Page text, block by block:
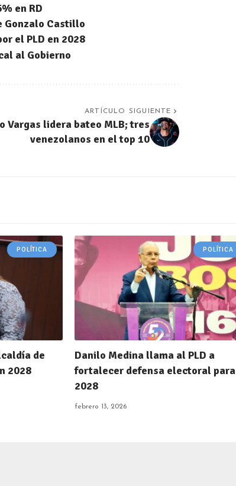
en RD
Gonzalo Castillo
el PLD en 2028
al Gobierno
ARTÍCULO SIGUIENTE
Vargas lidera bateo MLB; tres
venezolanos en el top 10
POLÍTICA
de
2028
POLÍTICA
Danilo Medina llama al PLD a
fortalecer defensa electoral para
2028
febrero 13, 2026